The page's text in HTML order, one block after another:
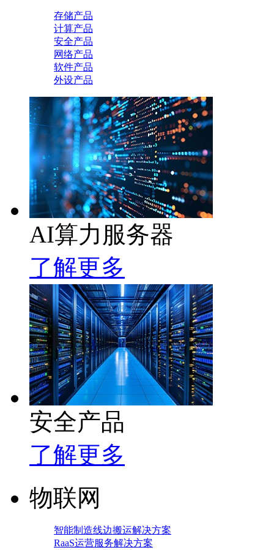
存储产品
计算产品
安全产品
网络产品
软件产品
外设产品
AI算力服务器
了解更多
安全产品
了解更多
物联网
智能制造线边搬运解决方案
RaaS运营服务解决方案